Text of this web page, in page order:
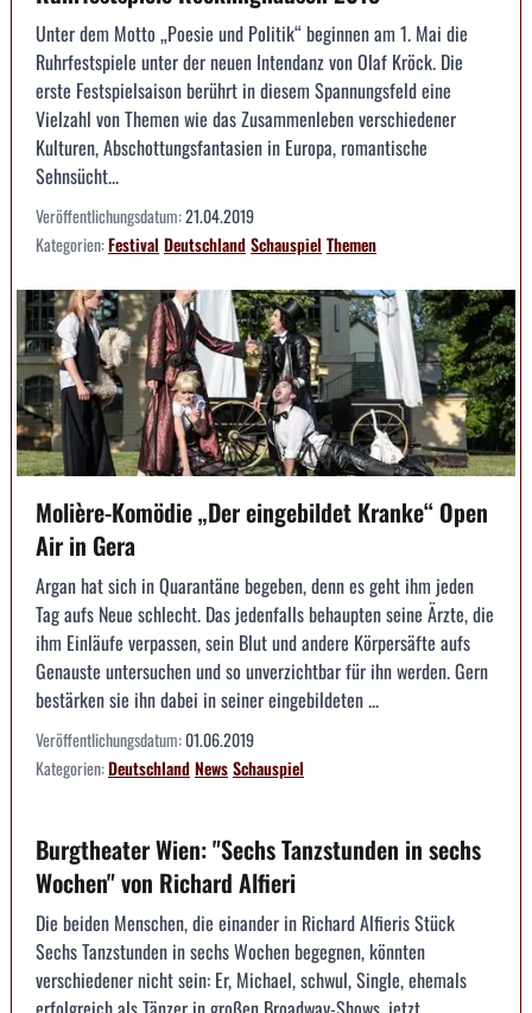
Unter dem Motto „Poesie und Politik“ beginnen am 1. Mai die
Ruhrfestspiele unter der neuen Intendanz von Olaf Kröck. Die
erste Festspielsaison berührt in diesem Spannungsfeld eine
Vielzahl von Themen wie das Zusammenleben verschiedener
Kulturen, Abschottungsfantasien in Europa, romantische
Sehnsücht...
Veröffentlichungsdatum:21.04.2019
Kategorien:Festival DeutschlandSchauspiel Themen
Molière-Komödie „Der eingebildet Kranke“ Open
Air in Gera
Argan hat sich in Quarantäne begeben, denn es geht ihm jeden
Tag aufs Neue schlecht. Das jedenfalls behaupten seine Ärzte, die
ihm Einläufe verpassen, sein Blut und andere Körpersäfte aufs
Genauste untersuchen und so unverzichtbar für ihn werden. Gern
bestärken sie ihn dabei in seiner eingebildeten ...
Veröffentlichungsdatum:01.06.2019
Kategorien:DeutschlandNewsSchauspiel
Burgtheater Wien: "Sechs Tanzstunden in sechs
Wochen" von Richard Alfieri
Die beiden Menschen, die einander in Richard Alfieris Stück
Sechs Tanzstunden in sechs Wochen begegnen, könnten
verschiedener nicht sein: Er, Michael, schwul, Single, ehemals